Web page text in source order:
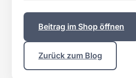
Beitrag im Shop öffnen
Zurück zum Blog